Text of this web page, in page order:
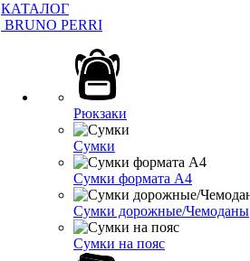
КАТАЛОГ
BRUNO PERRI
Рюкзаки
Сумки
Сумки формата А4
Сумки дорожные/Чемоданы
Сумки на пояс